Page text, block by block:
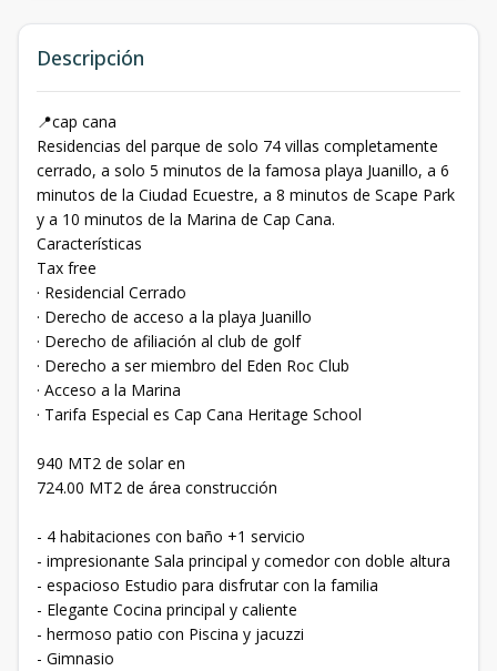
Descripción
📍cap cana
Residencias del parque de solo 74 villas completamente
cerrado, a solo 5 minutos de la famosa playa Juanillo, a 6
minutos de la Ciudad Ecuestre, a 8 minutos de Scape Park
y a 10 minutos de la Marina de Cap Cana.
Características
Tax free
· Residencial Cerrado
· Derecho de acceso a la playa Juanillo
· Derecho de afiliación al club de golf
· Derecho a ser miembro del Eden Roc Club
· Acceso a la Marina
· Tarifa Especial es Cap Cana Heritage School
940 MT2 de solar en
724.00 MT2 de área construcción
- 4 habitaciones con baño +1 servicio
- impresionante Sala principal y comedor con doble altura
- espacioso Estudio para disfrutar con la familia
- Elegante Cocina principal y caliente
- hermoso patio con Piscina y jacuzzi
- Gimnasio